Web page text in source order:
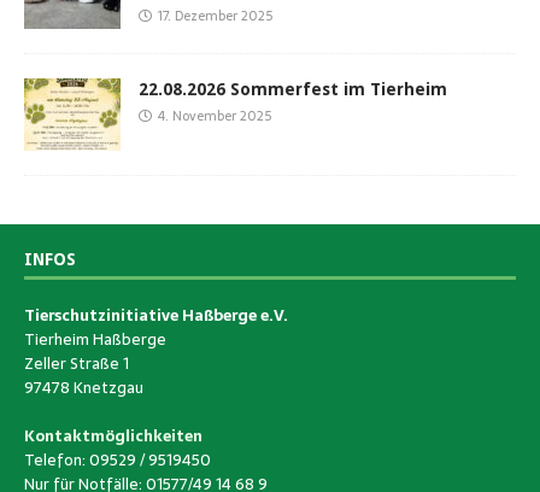
17. Dezember 2025
22.08.2026 Sommerfest im Tierheim
4. November 2025
INFOS
Tierschutzinitiative Haßberge e.V.
Tierheim Haßberge
Zeller Straße 1
97478 Knetzgau
Kontaktmöglichkeiten
Telefon: 09529 / 9519450
Nur für Notfälle: 01577/49 14 68 9